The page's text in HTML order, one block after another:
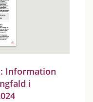
Information
i